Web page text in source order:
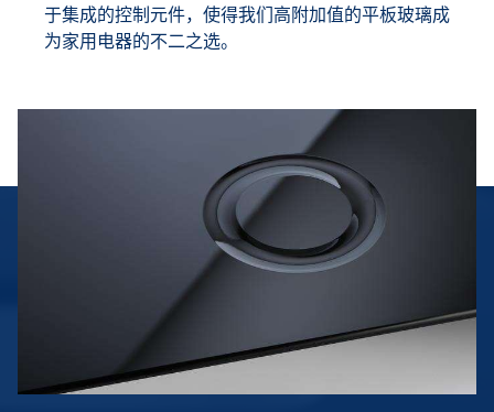
于集成的控制元件，使得我们高附加值的平板玻璃成
为家用电器的不二之选。